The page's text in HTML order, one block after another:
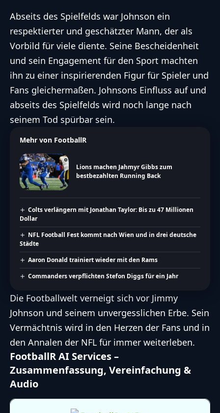
Abseits des Spielfelds war Johnson ein
respektierter und geschätzter Mann, der als
Vorbild für viele diente. Seine Bescheidenheit
und sein Engagement für den Sport machten
ihn zu einer inspirierenden Figur für Spieler und
Fans gleichermaßen. Johnsons Einfluss auf und
abseits des Spielfelds wird noch lange nach
seinem Tod spürbar sein.
Mehr von FootballR
Lions machen Jahmyr Gibbs zum
bestbezahlten Running Back
Colts verlängern mit Jonathan Taylor: Bis zu 47 Millionen
Dollar
NFL Football Fest kommt nach Wien und in drei deutsche
Städte
Aaron Donald trainiert wieder mit den Rams
Commanders verpflichten Stefon Diggs für ein Jahr
Die Footballwelt verneigt sich vor Jimmy
Johnson und seinem unvergesslichen Erbe. Sein
Vermächtnis wird in den Herzen der Fans und in
den Annalen der NFL für immer weiterleben.
FootballR AI Services –
Zusammenfassung, Vereinfachung &
Audio